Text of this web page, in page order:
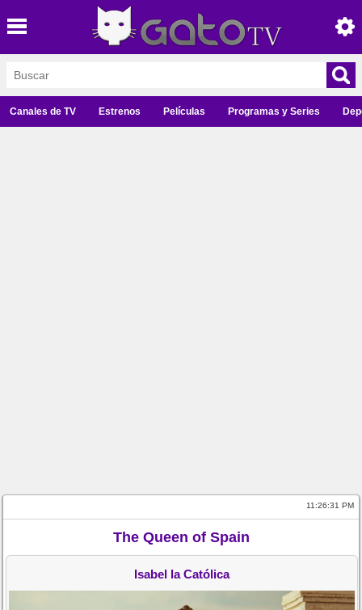
Canales de TV Estrenos Películas Programas y Series
11:26:31 PM
The Queen of Spain
Isabel la Católica